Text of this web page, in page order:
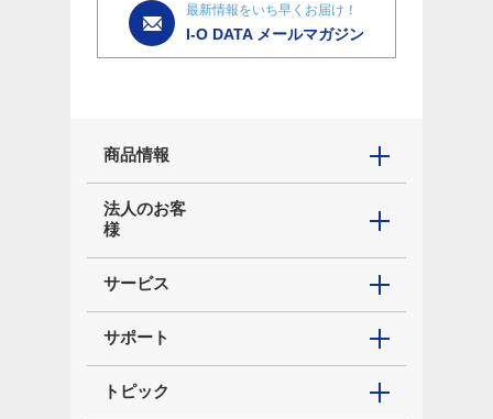
最新情報をいち早くお届け！
I-O DATA メールマガジン
商品情報
法人のお客
様
サービス
サポート
トピック